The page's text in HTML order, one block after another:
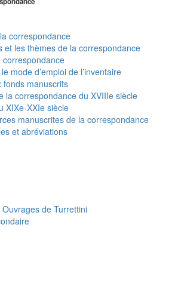
correspondance
et les thèmes de la correspondance
correspondance
mode d’emploi de l’inventaire
fonds manuscrits
la correspondance du XVIIIe siècle
XIXe-XXIe siècle
manuscrites de la correspondance
et abréviations
de Turrettini